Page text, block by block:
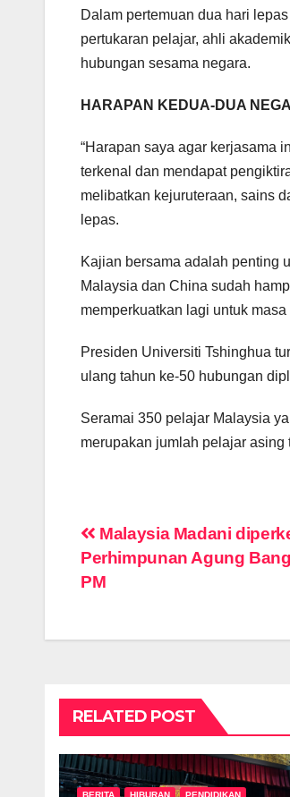
Dalam pertemuan dua hari
pertukaran pelajar, ahli
hubungan sesama negara.
HARAPAN KEDUA-DUA
“Harapan saya agar kerjasama
terkenal dan mendapat
melibatkan kejuruteraan, sains
lepas.
Kajian bersama adalah penting
Malaysia dan China sudah
memperkuatkan lagi untuk
Presiden Universiti Tshinghua
ulang tahun ke-50 hubungan
Seramai 350 pelajar Malaysia
merupakan jumlah pelajar
Post
navigation
Malaysia Madani
Perhimpunan Agung
PM
RELATED POST
BERITA HIBURAN PENDIDIKAN